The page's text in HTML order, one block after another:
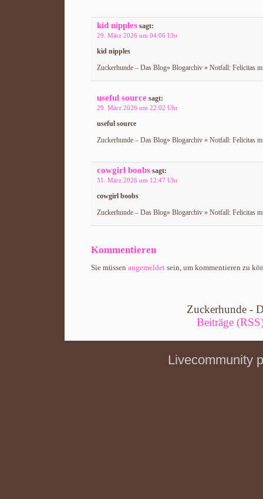
kid nipples sagt:
29. März 2026 um 04:06 Uhr
kid nipples
Zuckerhunde – Das Blog» Blogarchiv » Notfall: Felicitas
useful source sagt:
29. März 2026 um 22:02 Uhr
useful source
Zuckerhunde – Das Blog» Blogarchiv » Notfall: Felicitas
cowgirl boobs sagt:
31. März 2026 um 12:47 Uhr
cowgirl boobs
Zuckerhunde – Das Blog» Blogarchiv » Notfall: Felicitas
Kommentieren
Sie müssen angemeldet sein, um kommentieren zu
Zuckerhunde -
Beiträge
Livecommunity